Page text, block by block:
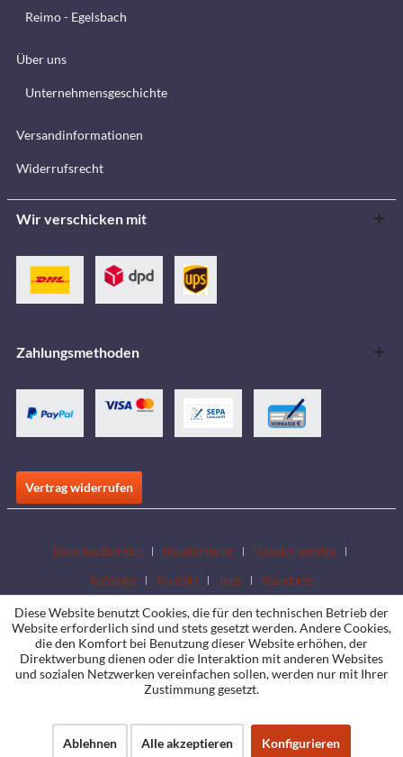
Reimo - Egelsbach
Über uns
Unternehmensgeschichte
Versandinformationen
Widerrufsrecht
Wir verschicken mit
Zahlungsmethoden
Vertrag widerrufen
Downloadbereich Händlersuche
Händler werden
Kataloge
Kontakt Jobs Standorte
Diese Website benutzt Cookies, die für den technischen Betrieb der
Website erforderlich sind und stets gesetzt werden. Andere Cookies,
die den Komfort bei Benutzung dieser Website erhöhen, der
Direktwerbung dienen oder die Interaktion mit anderen Websites
und sozialen Netzwerken vereinfachen sollen, werden nur mit Ihrer
Zustimmung gesetzt.
Ablehnen Alle akzeptieren Konfigurieren